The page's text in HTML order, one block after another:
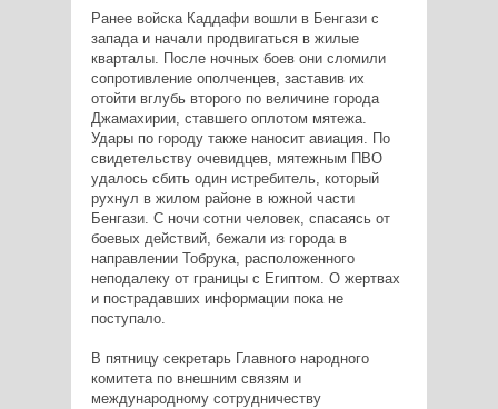
Ранее войска Каддафи вошли в Бенгази с
запада и начали продвигаться в жилые
кварталы. После ночных боев они сломили
сопротивление ополченцев, заставив их
отойти вглубь второго по величине города
Джамахирии, ставшего оплотом мятежа.
Удары по городу также наносит авиация. По
свидетельству очевидцев, мятежным ПВО
удалось сбить один истребитель, который
рухнул в жилом районе в южной части
Бенгази. С ночи сотни человек, спасаясь от
боевых действий, бежали из города в
направлении Тобрука, расположенного
неподалеку от границы с Египтом. О жертвах
и пострадавших информации пока не
поступало.
В пятницу секретарь Главного народного
комитета по внешним связям и
международному сотрудничеству